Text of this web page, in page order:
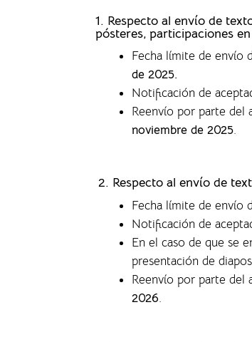
1. Respecto al envío de
pósteres, participaciones
Fecha límite de envío
de 2025.
Notificación de
Reenvío por parte del
noviembre de 2025.
2. Respecto al envío de
Fecha límite de envío
Notificación de
En el caso de que se
presentación de
Reenvío por parte del
2026.